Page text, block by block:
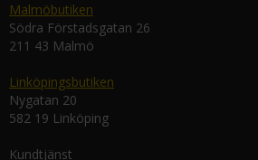
Malmöbutiken
Södra Förstadsgatan 26
211 43 Malmö
Linköpingsbutiken
Nygatan 20
582 19 Linköping
Kundtjänst